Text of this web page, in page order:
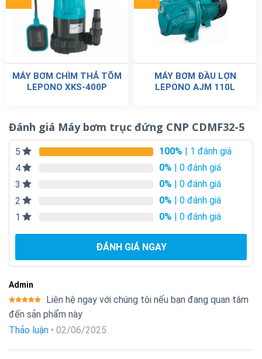
MÁY BƠM CHÌM THẢ TÕM
LEPONO XKS-400P
MÁY BƠM ĐẦU LỢN
LEPONO AJM 110L
Đánh giá Máy bơm trục đứng CNP CDMF32-5
5 100% | 1 đánh giá
4
0% | 0 đánh giá
3
0% | 0 đánh giá
2
0% | 0 đánh giá
1
0% | 0 đánh giá
ĐÁNH GIÁ NGAY
Admin
Được xếp
hạng
55
Liên hệ ngay với chúng tôi nếu bạn đang quan tâm
đến sản phẩm này
Thảo luận • 02/06/2025